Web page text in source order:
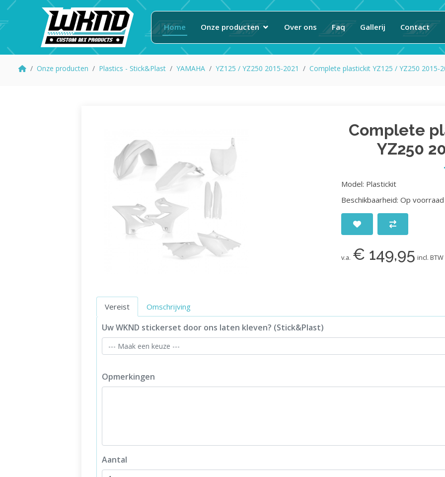
Home Onze producten Over ons Faq Gallerij Contact
Onze producten Plastics - Stick&Plast YAMAHA YZ125 / YZ250 2015-2021 Complete plastickit YZ125 / YZ250 2015-
Complete
YZ250
Model: Plastickit
Beschikbaarheid: Op voorraad
v.a. € 149,95 incl. BTW
Vereist Omschrijving
Uw WKND stickerset door ons laten kleven? (Stick&Plast)
Opmerkingen
Aantal